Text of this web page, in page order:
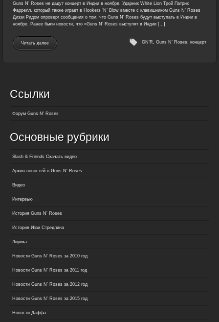
Guns N’ Roses не дадут концерт в Индии в ноябре. Ударник White Lion Трой Патрик
Фаррелл, который также играет в Hookers ‘N’ Blow вместе с клавишником Guns N’ Roses
Диззи Ридом опроверг сообщения о том, что Guns N’ Roses будут выступать в Индии в
ноябре. Ранее были новости, что «Guns N’ Roses выступят в Индии […]
Читать далее GN’R, Guns N’ Roses, концерт
Ссылки
Форум Guns N' Roses
Основные рубрики
Slash & Friends Скачать видео
Архив новостей о Guns N' Roses
Видео
Интервью
История Guns N' Roses
История Иззи Стредлина
Лирика
Новости Guns N' Roses за 2010 год
Новости Guns N’ Roses за 2011 год
Новости Guns N’ Roses за 2012 год
Новости Guns N’ Roses за 2015 год
Новости Даффа